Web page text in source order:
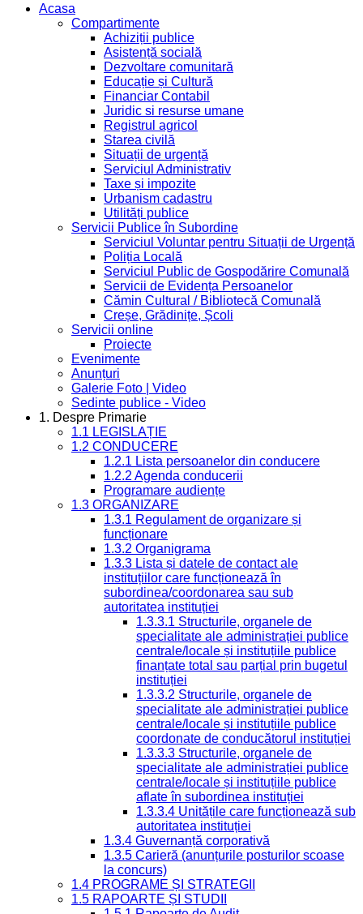
Acasa
Compartimente
Achiziții publice
Asistență socială
Dezvoltare comunitară
Educație și Cultură
Financiar Contabil
Juridic si resurse umane
Registrul agricol
Starea civilă
Situații de urgență
Serviciul Administrativ
Taxe și impozite
Urbanism cadastru
Utilități publice
Servicii Publice în Subordine
Serviciul Voluntar pentru Situații de Urgență
Poliția Locală
Serviciul Public de Gospodărire Comunală
Servicii de Evidența Persoanelor
Cămin Cultural / Bibliotecă Comunală
Creșe, Grădinițe, Școli
Servicii online
Proiecte
Evenimente
Anunțuri
Galerie Foto | Video
Sedinte publice - Video
1. Despre Primarie
1.1 LEGISLAȚIE
1.2 CONDUCERE
1.2.1 Lista persoanelor din conducere
1.2.2 Agenda conducerii
Programare audiențe
1.3 ORGANIZARE
1.3.1 Regulament de organizare și
funcționare
1.3.2 Organigrama
1.3.3 Lista și datele de contact ale
instituțiilor care funcționează în
subordinea/coordonarea sau sub
autoritatea instituției
1.3.3.1 Structurile, organele de
specialitate ale administrației publice
centrale/locale și instituțiile publice
finanțate total sau parțial prin bugetul
instituției
1.3.3.2 Structurile, organele de
specialitate ale administrației publice
centrale/locale și instituțiile publice
coordonate de conducătorul instituției
1.3.3.3 Structurile, organele de
specialitate ale administrației publice
centrale/locale și instituțiile publice
aflate în subordinea instituției
1.3.3.4 Unitățile care funcționează sub
autoritatea instituției
1.3.4 Guvernanță corporativă
1.3.5 Carieră (anunțurile posturilor scoase
la concurs)
1.4 PROGRAME ȘI STRATEGII
1.5 RAPOARTE ȘI STUDII